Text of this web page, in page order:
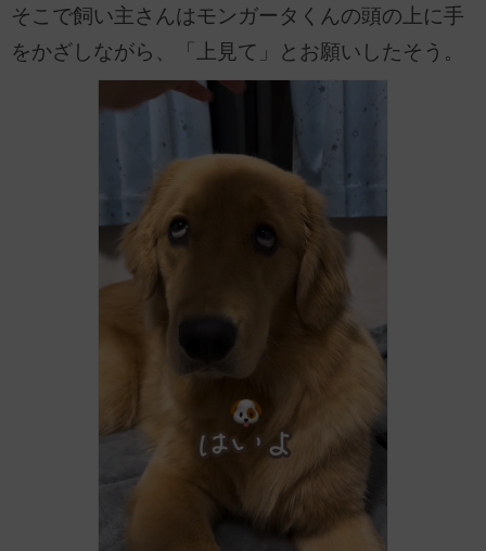
そこで飼い主さんはモンガータくんの頭の上に手
をかざしながら、「上見て」とお願いしたそう。